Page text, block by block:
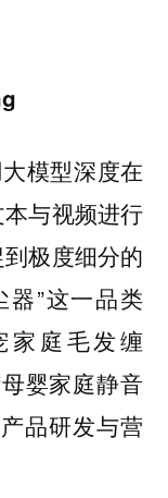
模型深度在
与视频进行
极度细分的
”这一品类
家庭毛发缠
婴家庭静音
品研发与营